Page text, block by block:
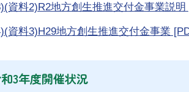
資料2)R2地方創生推進交付金事業説明
資料3)H29地方創生推進交付金事業
3年度開催状況